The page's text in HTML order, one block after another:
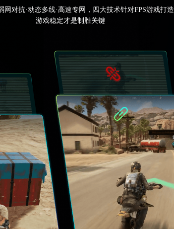
网对抗·动态多线·高速专网，四大技术针对FPS游戏打造
游戏稳定才是制胜关键